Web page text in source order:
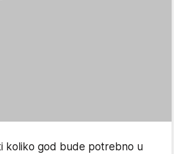
koliko god bude potrebno u